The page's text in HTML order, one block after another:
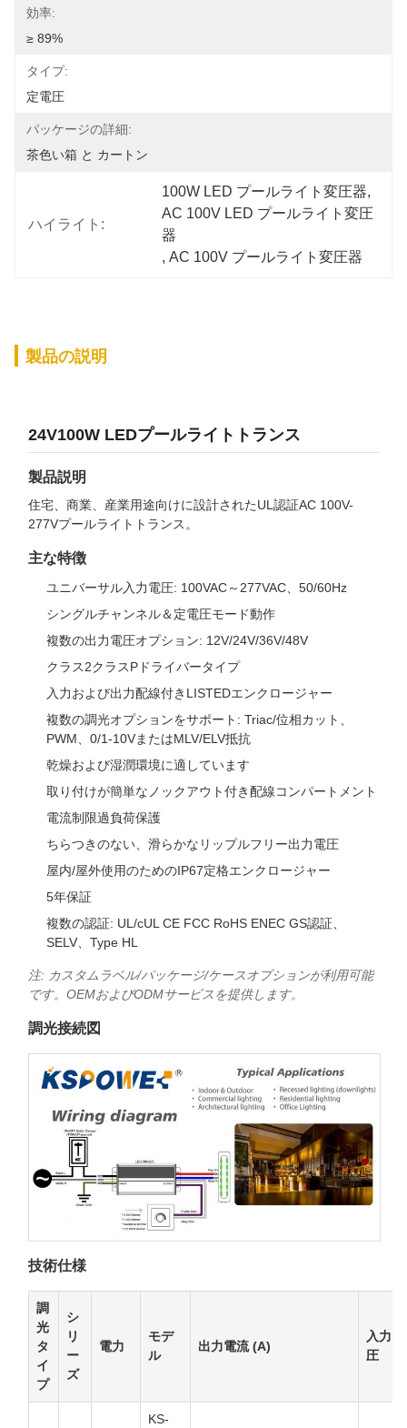
効率:
≥ 89%
タイプ:
定電圧
パッケージの詳細:
茶色い箱 と カートン
ハイライト:
100W LED プールライト変圧器,
AC 100V LED プールライト変圧
器
, AC 100V プールライト変圧器
製品の説明
24V100W LEDプールライトトランス
製品説明
住宅、商業、産業用途向けに設計されたUL認証AC 100V-
277Vプールライトトランス。
主な特徴
ユニバーサル入力電圧: 100VAC～277VAC、50/60Hz
シングルチャンネル＆定電圧モード動作
複数の出力電圧オプション: 12V/24V/36V/48V
クラス2クラスPドライバータイプ
入力および出力配線付きLISTEDエンクロージャー
複数の調光オプションをサポート: Triac/位相カット、
PWM、0/1-10VまたはMLV/ELV抵抗
乾燥および湿潤環境に適しています
取り付けが簡単なノックアウト付き配線コンパートメント
電流制限過負荷保護
ちらつきのない、滑らかなリップルフリー出力電圧
屋内/屋外使用のためのIP67定格エンクロージャー
5年保証
複数の認証: UL/cUL CE FCC RoHS ENEC GS認証、
SELV、Type HL
注: カスタムラベル/パッケージ/ケースオプションが利用可能
です。OEMおよびODMサービスを提供します。
調光接続図
技術仕様
調
光
タ
イ
プ
シ
リ
ー
ズ
電力
モデ
ル
出力電流 (A)
入力電
圧
KS-